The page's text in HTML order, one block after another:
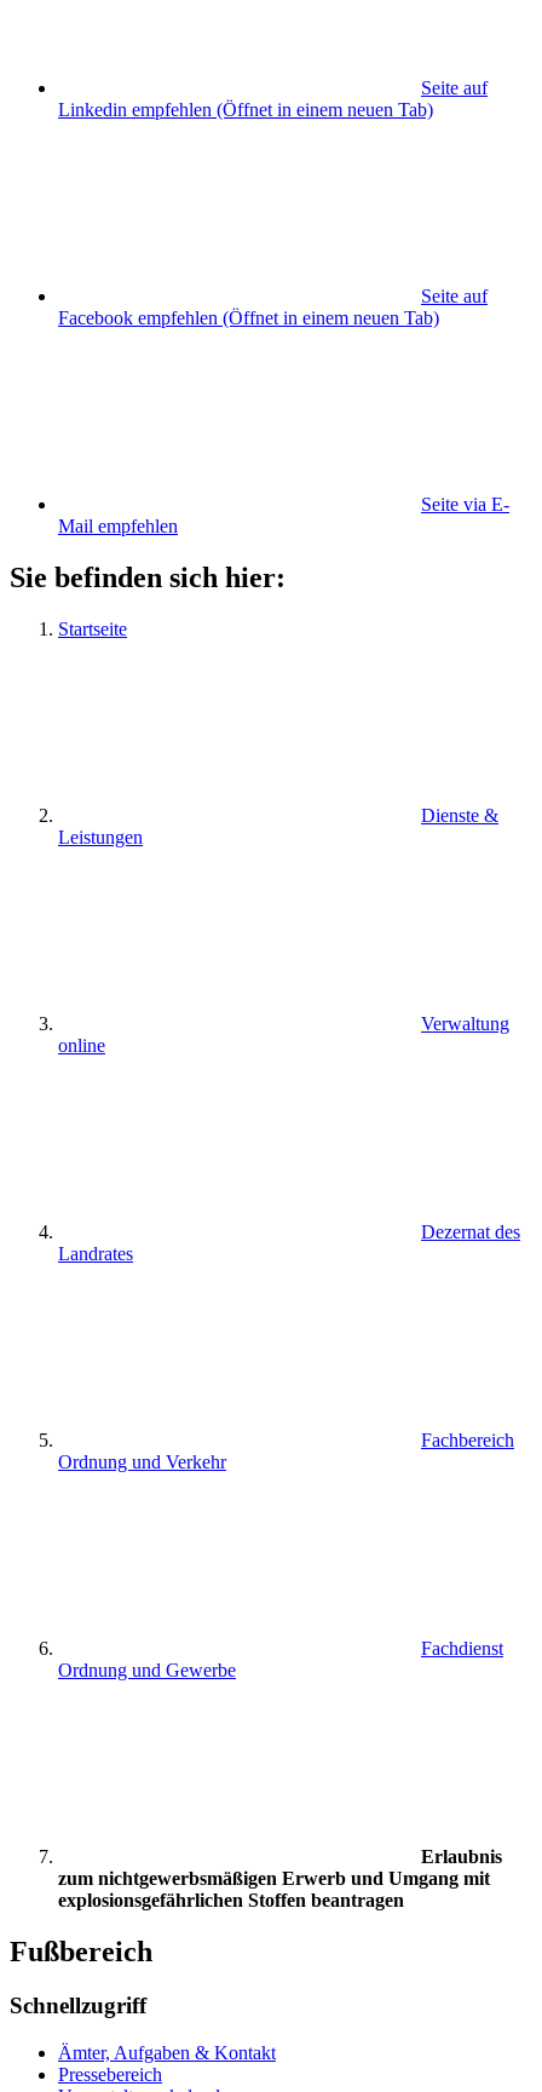
Seite auf
Linkedin empfehlen (Öffnet in einem neuen Tab)
Seite auf
Facebook empfehlen (Öffnet in einem neuen Tab)
Seite via E-
Mail empfehlen
Sie befinden sich hier:
Startseite
Dienste &
Leistungen
Verwaltung
online
Dezernat des
Landrates
Fachbereich
Ordnung und Verkehr
Fachdienst
Ordnung und Gewerbe
Erlaubnis
zum nichtgewerbsmäßigen Erwerb und Umgang mit
explosionsgefährlichen Stoffen beantragen
Fußbereich
Schnellzugriff
Ämter, Aufgaben & Kontakt
Pressebereich